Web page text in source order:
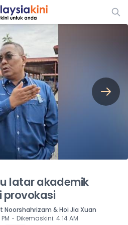
ADS
latar akademik
provokasi
Noorshahrizam & Hoi Jia Xuan
⋅ Dikemaskini: 4:14 AM